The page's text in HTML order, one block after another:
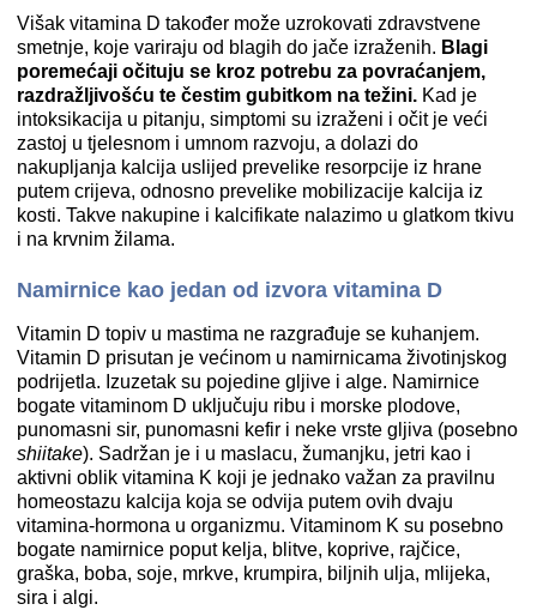
Višak vitamina D također može uzrokovati zdravstvene
smetnje, koje variraju od blagih do jače izraženih. Blagi
poremećaji očituju se kroz potrebu za povraćanjem,
razdražljivošću te čestim gubitkom na težini. Kad je
intoksikacija u pitanju, simptomi su izraženi i očit je veći
zastoj u tjelesnom i umnom razvoju, a dolazi do
nakupljanja kalcija uslijed prevelike resorpcije iz hrane
putem crijeva, odnosno prevelike mobilizacije kalcija iz
kosti. Takve nakupine i kalcifikate nalazimo u glatkom tkivu
i na krvnim žilama.
Namirnice kao jedan od izvora vitamina D
Vitamin D topiv u mastima ne razgrađuje se kuhanjem.
Vitamin D prisutan je većinom u namirnicama životinjskog
podrijetla. Izuzetak su pojedine gljive i alge. Namirnice
bogate vitaminom D uključuju ribu i morske plodove,
punomasni sir, punomasni kefir i neke vrste gljiva (posebno
shiitake). Sadržan je i u maslacu, žumanjku, jetri kao i
aktivni oblik vitamina K koji je jednako važan za pravilnu
homeostazu kalcija koja se odvija putem ovih dvaju
vitamina-hormona u organizmu. Vitaminom K su posebno
bogate namirnice poput kelja, blitve, koprive, rajčice,
graška, boba, soje, mrkve, krumpira, biljnih ulja, mlijeka,
sira i algi.